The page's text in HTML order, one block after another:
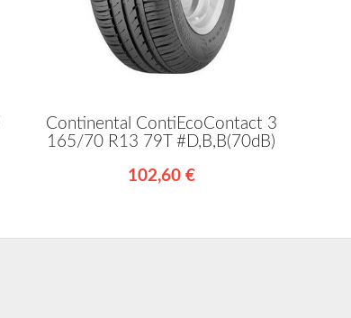
Continental ContiEcoContact 3
165/70 R13 79T #D,B,B(70dB)
102,60 €